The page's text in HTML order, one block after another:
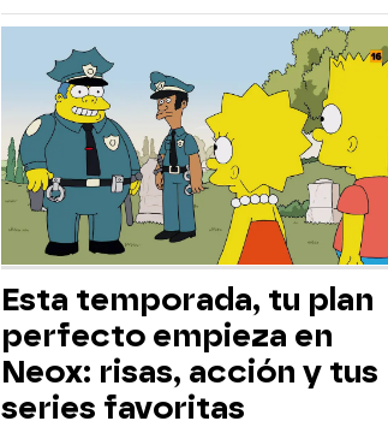
Esta temporada, tu plan
perfecto empieza en
Neox: risas, acción y tus
series favoritas